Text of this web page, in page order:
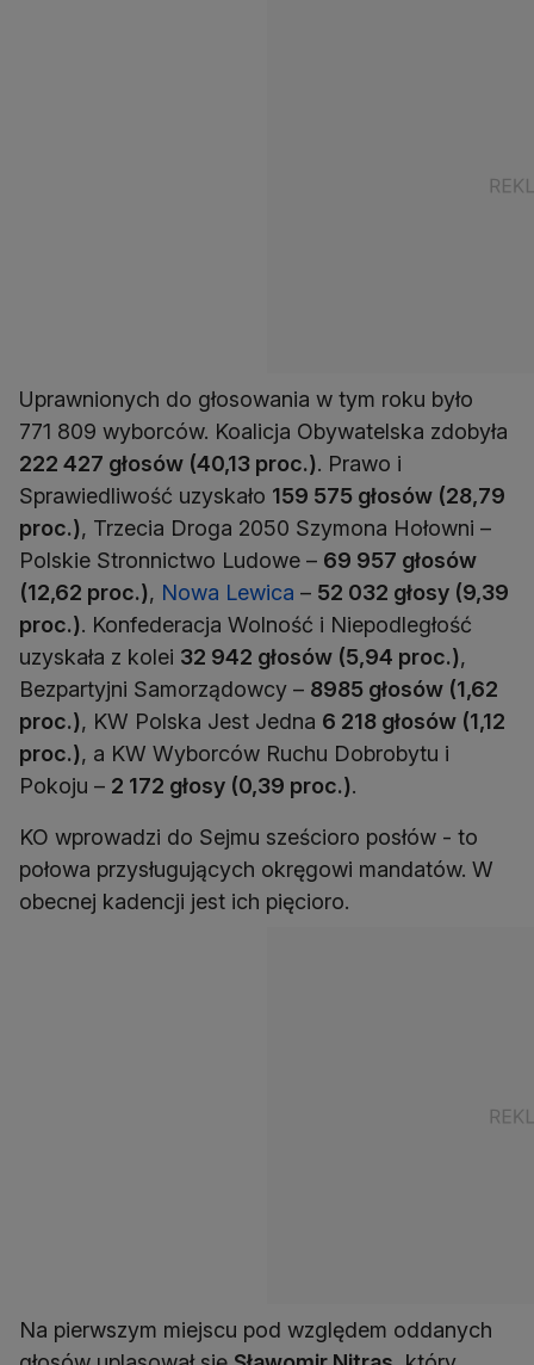
Uprawnionych do głosowania w tym roku było
771 809 wyborców. Koalicja Obywatelska zdobyła
222 427 głosów (40,13 proc.). Prawo i
Sprawiedliwość uzyskało 159 575 głosów (28,79
proc.), Trzecia Droga 2050 Szymona Hołowni –
Polskie Stronnictwo Ludowe – 69 957 głosów
(12,62 proc.), Nowa Lewica – 52 032 głosy (9,39
proc.). Konfederacja Wolność i Niepodległość
uzyskała z kolei 32 942 głosów (5,94 proc.),
Bezpartyjni Samorządowcy – 8985 głosów (1,62
proc.), KW Polska Jest Jedna 6 218 głosów (1,12
proc.), a KW Wyborców Ruchu Dobrobytu i
Pokoju – 2 172 głosy (0,39 proc.).
KO wprowadzi do Sejmu sześcioro posłów - to
połowa przysługujących okręgowi mandatów. W
obecnej kadencji jest ich pięcioro.
Na pierwszym miejscu pod względem oddanych